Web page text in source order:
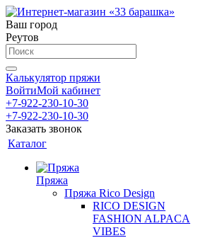
Ваш город
Реутов
Калькулятор пряжи
ВойтиМой кабинет
+7-922-230-10-30
+7-922-230-10-30
Заказать звонок
Каталог
Пряжа
Пряжа Rico Design
RICO DESIGN
FASHION ALPACA
VIBES